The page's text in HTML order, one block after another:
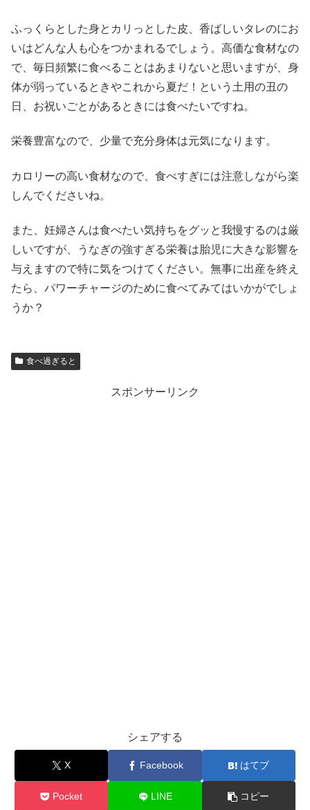
ふっくらとした身とカリっとした皮、香ばしいタレのにお
いはどんな人も心をつかまれるでしょう。高価な食材なの
で、毎日頻繁に食べることはあまりないと思いますが、身
体が弱っているときやこれから夏だ！という土用の丑の
日、お祝いごとがあるときには食べたいですね。
栄養豊富なので、少量で充分身体は元気になります。
カロリーの高い食材なので、食べすぎには注意しながら楽
しんでくださいね。
また、妊婦さんは食べたい気持ちをグッと我慢するのは厳
しいですが、うなぎの強すぎる栄養は胎児に大きな影響を
与えますので特に気をつけてください。無事に出産を終え
たら、パワーチャージのために食べてみてはいかがでしょ
うか？
食べ過ぎると
スポンサーリンク
シェアする
X Facebook はてブ
Pocket LINE コピー